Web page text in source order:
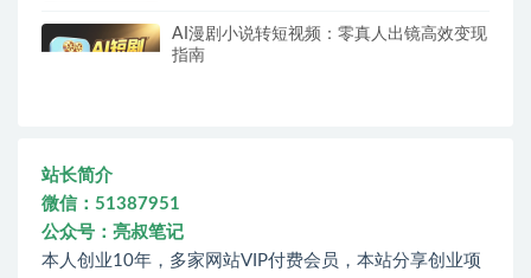
AI漫剧小说转短视频：零真人出镜高效变现
指南
站长简介
微信：51387951
公众号：亮叔笔记
本人创业10年，多家网站VIP付费会员，本站分享创业项